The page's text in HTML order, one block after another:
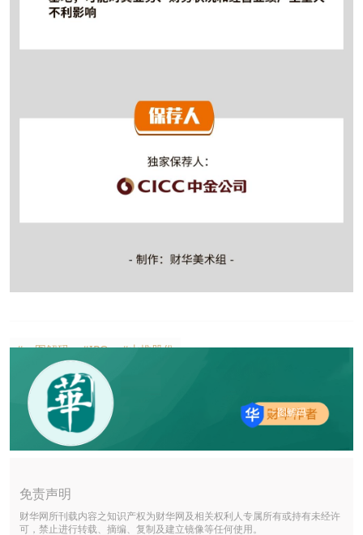
#一图解码 #IPO #山推股份
一图解码
免责声明
财华网所刊载内容之知识产权为财华网及相关权利人专属所有或持有未经许
可，禁止进行转载、摘编、复制及建立镜像等任何使用。